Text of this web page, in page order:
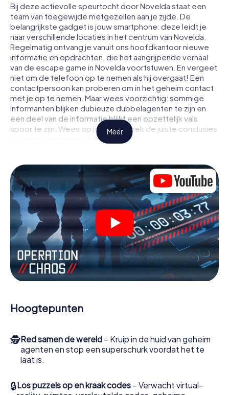
Bij deze actievolle speurtocht door Novelda staat een
team van toegewijde metgezellen aan je zijde. De
belangrijkste gadget is jouw smartphone: deze leidt je
naar verschillende locaties in het centrum van Novelda.
Regelmatig ontvang je vanuit ons hoofdkantoor nieuwe
informatie en opdrachten, die het aangrijpende verhaal
van de escape game in Novelda voortstuwen. En vergeet
niet om de telefoon op te nemen als hij overgaat! Een
contactpersoon kan proberen om in het geheim contact
met je op te nemen. Maar wees voorzichtig: sommige
informanten blijken dubieuze dubbelagenten te zijn en
een deel van de informatie blijkt een opzettelijk vals
spoor te zijn. Wees op je hoede, trek de juiste conclusies
en vooral: vertrouw niemand!
niet opgesloten in een kamer waaruit je jezelf binnen een
bepaald tijdvenster moet bevrijden. Met deze
speurtocht met een smartphone wordt heel Novelda
jouw speelveld! De technische voorwaarden voor jouw
avontuur in Novelda zijn een smartphone en toegang tot
het mobiel internet. Met één klik krijg jij toegang tot onze
app. Je hoeft niets te installeren om door interactieve
video's, lastige minigames of andere functies in de actie
te worden getrokken.
Werk samen als een team, onderschep vijandige
spionnen en lok de handlangers van de schurk naar je toe.
excelleren om de slechteriken te stoppen. In
tegenstelling tot James Bond en Co. zullen jouw daden
jezelf en jouw team in de hoogste score van Novelda en
krijg toegang tot jouw eigen fotogalerij. De escape game
van myCityHunt verandert Novelda in jouw eigen
wereld van spionage en geheime agenten en verander
Meer
Hoogtepunten
🕵Red samen de wereld – Kruip in de huid van geheim
agenten en stop een superschurk voordat het te
laat is.
🔒Los puzzels op en kraak codes – Verwacht virtual-